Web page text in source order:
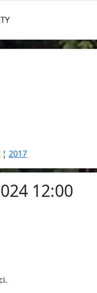
¦ 2017
12:00